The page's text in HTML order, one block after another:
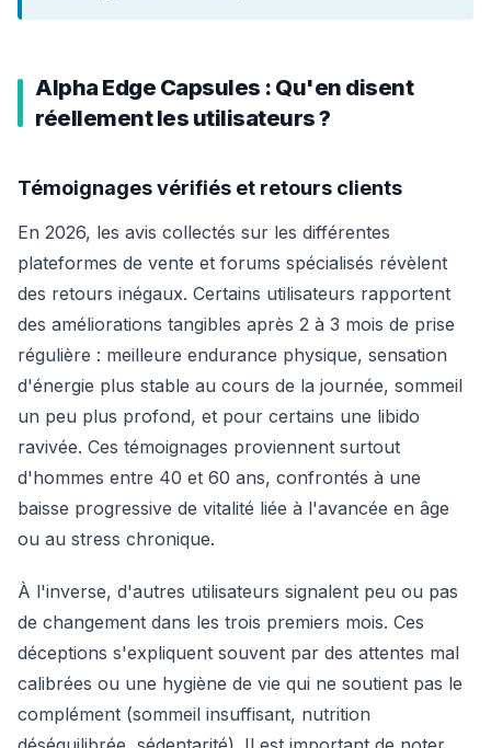
Alpha Edge Capsules : Qu'en disent
réellement les utilisateurs ?
Témoignages vérifiés et retours clients
En 2026, les avis collectés sur les différentes
plateformes de vente et forums spécialisés révèlent
des retours inégaux. Certains utilisateurs rapportent
des améliorations tangibles après 2 à 3 mois de prise
régulière : meilleure endurance physique, sensation
d'énergie plus stable au cours de la journée, sommeil
un peu plus profond, et pour certains une libido
ravivée. Ces témoignages proviennent surtout
d'hommes entre 40 et 60 ans, confrontés à une
baisse progressive de vitalité liée à l'avancée en âge
ou au stress chronique.
À l'inverse, d'autres utilisateurs signalent peu ou pas
de changement dans les trois premiers mois. Ces
déceptions s'expliquent souvent par des attentes mal
calibrées ou une hygiène de vie qui ne soutient pas le
complément (sommeil insuffisant, nutrition